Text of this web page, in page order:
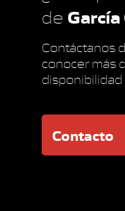
de García
Contáctanos
conocer más
disponibilidad
Contacto